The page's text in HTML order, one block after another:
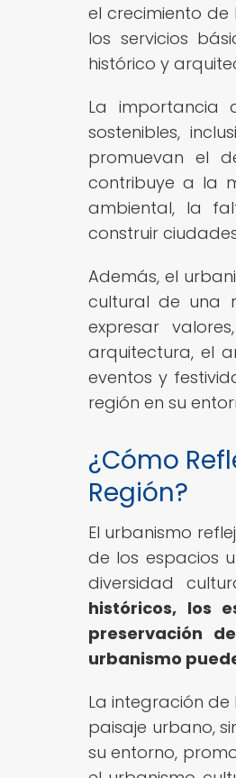
el crecimiento
los servicios
histórico y
La importancia
sostenibles,
promuevan el
contribuye a la
ambiental, la
construir
Además, el
cultural de una
expresar
arquitectura, el
eventos y
región en su
¿Cómo
Región?
El urbanismo
de los espacios
diversidad
históricos, los
preservación
urbanismo
La integración
paisaje urbano,
su entorno,